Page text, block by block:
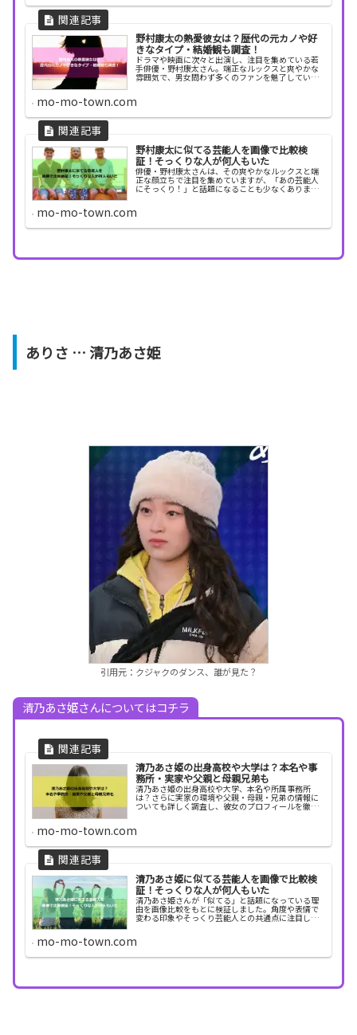
野村康太の熱愛彼女は？歴代の元カノや好
きなタイプ・結婚観も調査！
ドラマや映画に次々と出演し、注目を集めている若
手俳優・野村康太さん。端正なルックスと爽やかな
雰囲気で、男女問わず多くのファンを魅了していま
うか？「野...
mo-mo-town.com
野村康太に似てる芸能人を画像で比較検
証！そっくりな人が何人もいた
俳優・野村康太さんは、その爽やかなルックスと端
正な顔立ちで注目を集めていますが、「あの芸能人
にそっくり！」と話題になることも少なくありませ
ん。では、いったいどんな有名人と似ているのでし
だと噂され...
mo-mo-town.com
ありさ … 清乃あさ姫
引用元：クジャクのダンス、誰が見た？
清乃あさ姫さんについてはコチラ
清乃あさ姫の出身高校や大学は？本名や事
務所・実家や父親と母親兄弟も
清乃あさ姫の出身高校や大学、本名や所属事務所
は？さらに実家の環境や父親・母親・兄弟の情報に
ついても詳しく調査し、彼女のプロフィールを徹底
mo-mo-town.com
清乃あさ姫に似てる芸能人を画像で比較検
証！そっくりな人が何人もいた
清乃あさ姫さんが「似てる」と話題になっている理
由を画像比較をもとに検証しました。角度や表情で
変わる印象やそっくり芸能人との共通点に注目しな
がら、今後の活躍にも期待が高まります。
mo-mo-town.com